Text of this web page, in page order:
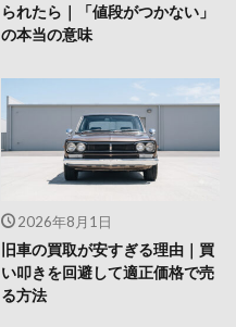
られたら｜「値段がつかない」
の本当の意味
2026年8月1日
旧車の買取が安すぎる理由｜買
い叩きを回避して適正価格で売
る方法